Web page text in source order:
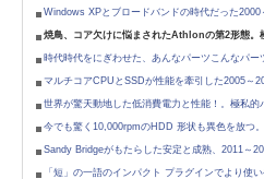
Windows XPとブロードバンドの時代だった2000
焼鳥、コア欠けに悩まされたAthlonの第2形態
時代時代をにぎわせた、あんなパーツこんなパー
マルチコアCPUとSSDが性能を牽引した2005～
世界が驚天動地した低消費電力と性能！。極私
今でも驚く10,000rpmのHDD 形状も異色を放つ
Sandy Bridgeがもたらした安定と成熟、2011～
「短」の一語のインパクト プラグインでより使